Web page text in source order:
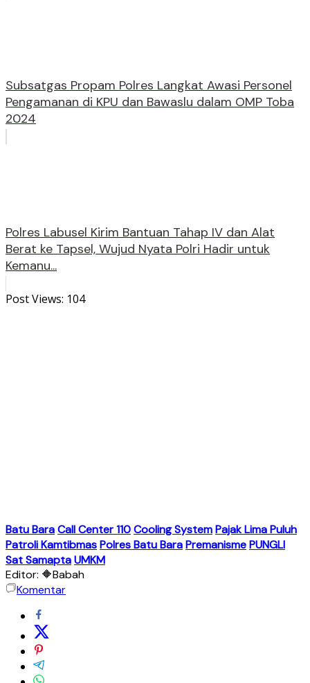
Subsatgas Propam Polres Langkat Awasi Personel
Pengamanan di KPU dan Bawaslu dalam OMP Toba
2024
Polres Labusel Kirim Bantuan Tahap IV dan Alat
Berat ke Tapsel, Wujud Nyata Polri Hadir untuk
Kemanu...
Post Views: 104
Batu BaraCall Center 110Cooling SystemPajak Lima Puluh
Patroli KamtibmasPolres Batu BaraPremanismePUNGLI
Sat SamaptaUMKM
Editor: 🔶Babah
Komentar